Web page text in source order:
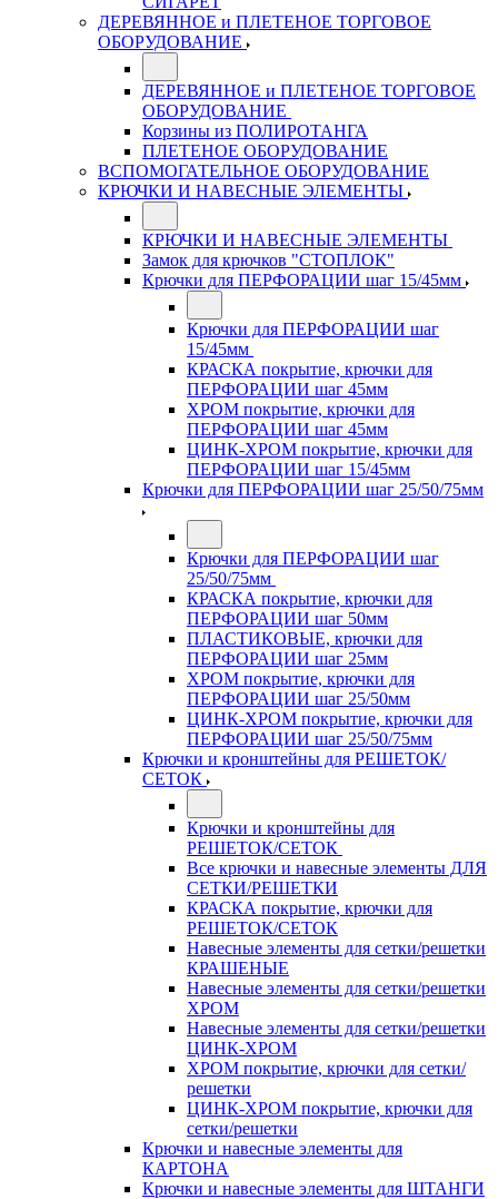
ДЕРЕВЯННОЕ и ПЛЕТЕНОЕ ТОРГОВОЕ
ОБОРУДОВАНИЕ
ДЕРЕВЯННОЕ и ПЛЕТЕНОЕ ТОРГОВОЕ
ОБОРУДОВАНИЕ
Корзины из ПОЛИРОТАНГА
ПЛЕТЕНОЕ ОБОРУДОВАНИЕ
ВСПОМОГАТЕЛЬНОЕ ОБОРУДОВАНИЕ
КРЮЧКИ И НАВЕСНЫЕ ЭЛЕМЕНТЫ
КРЮЧКИ И НАВЕСНЫЕ ЭЛЕМЕНТЫ
Замок для крючков "СТОПЛОК"
Крючки для ПЕРФОРАЦИИ шаг 15/45мм
Крючки для ПЕРФОРАЦИИ шаг
15/45мм
КРАСКА покрытие, крючки для
ПЕРФОРАЦИИ шаг 45мм
ХРОМ покрытие, крючки для
ПЕРФОРАЦИИ шаг 45мм
ЦИНК-ХРОМ покрытие, крючки для
ПЕРФОРАЦИИ шаг 15/45мм
Крючки для ПЕРФОРАЦИИ шаг 25/50/75мм
Крючки для ПЕРФОРАЦИИ шаг
25/50/75мм
КРАСКА покрытие, крючки для
ПЕРФОРАЦИИ шаг 50мм
ПЛАСТИКОВЫЕ, крючки для
ПЕРФОРАЦИИ шаг 25мм
ХРОМ покрытие, крючки для
ПЕРФОРАЦИИ шаг 25/50мм
ЦИНК-ХРОМ покрытие, крючки для
ПЕРФОРАЦИИ шаг 25/50/75мм
Крючки и кронштейны для РЕШЕТОК/
СЕТОК
Крючки и кронштейны для
РЕШЕТОК/СЕТОК
Все крючки и навесные элементы ДЛЯ
СЕТКИ/РЕШЕТКИ
КРАСКА покрытие, крючки для
РЕШЕТОК/СЕТОК
Навесные элементы для сетки/решетки
КРАШЕНЫЕ
Навесные элементы для сетки/решетки
ХРОМ
Навесные элементы для сетки/решетки
ЦИНК-ХРОМ
ХРОМ покрытие, крючки для сетки/
решетки
ЦИНК-ХРОМ покрытие, крючки для
сетки/решетки
Крючки и навесные элементы для
КАРТОНА
Крючки и навесные элементы для ШТАНГИ